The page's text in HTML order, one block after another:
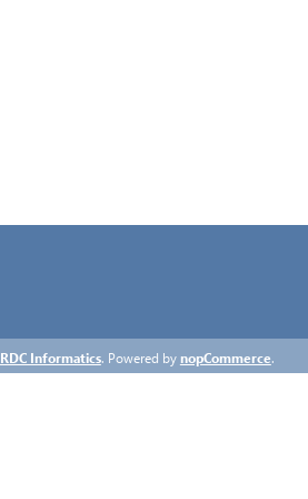
RDC Informatics. Powered bynopCommerce.